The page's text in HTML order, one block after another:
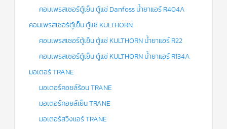
คอมเพรสเซอร์ตู้เย็น ตู้แช่ Danfoss น้ำยาแอร์ R404A
คอมเพรสเซอร์ตู้เย็น ตู้แช่ KULTHORN
คอมเพรสเซอร์ตู้เย็น ตู้แช่ KULTHORN น้ำยาแอร์ R22
คอมเพรสเซอร์ตู้เย็น ตู้แช่ KULTHORN น้ำยาแอร์ R134A
มอเตอร์ TRANE
มอเตอร์คอยล์ร้อน TRANE
มอเตอร์คอยล์เย็น TRANE
มอเตอร์สวิงแอร์ TRANE